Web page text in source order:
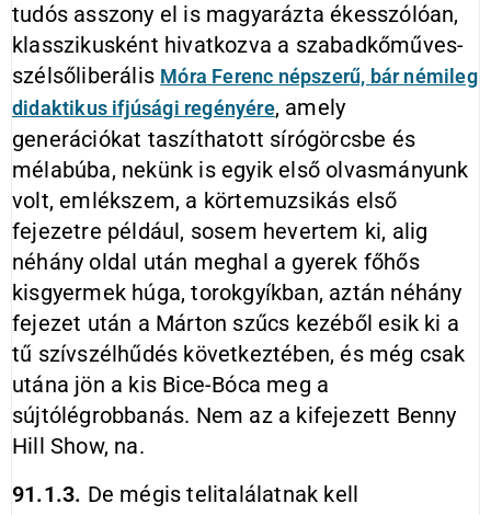
tudós asszony el is magyarázta ékesszólóan,
klasszikusként hivatkozva a szabadkőműves-
szélsőliberális Móra Ferenc népszerű, bár némileg
didaktikus ifjúsági regényére, amely
generációkat taszíthatott sírógörcsbe és
mélabúba, nekünk is egyik első olvasmányunk
volt, emlékszem, a körtemuzsikás első
fejezetre például, sosem hevertem ki, alig
néhány oldal után meghal a gyerek főhős
kisgyermek húga, torokgyíkban, aztán néhány
fejezet után a Márton szűcs kezéből esik ki a
tű szívszélhűdés következtében, és még csak
utána jön a kis Bice-Bóca meg a
sújtólégrobbanás. Nem az a kifejezett Benny
Hill Show, na.
91.1.3. De mégis telitalálatnak kell